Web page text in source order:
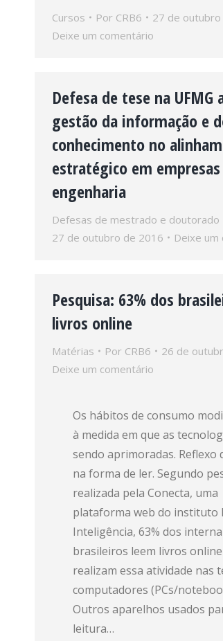
Cursos Por CRB6
27 de
Deixe um comentário
Defesa de tese na UFMG
gestão da informação e
conhecimento no
estratégico em
engenharia
Defesas de mestrado e doutorado
27 de outubro de 2016
Deixe um
Pesquisa: 63% dos
livros online
Matérias Por CRB6
26 de
Deixe um comentário
Os hábitos de consumo
à medida em que as
sendo aprimoradas. Reflexo
na forma de ler. Segundo
realizada pela Conecta, uma
plataforma web do instituto
Inteligência, 63% dos
brasileiros leem livros online
realizam essa atividade nas
computadores (PCs/
Outros aparelhos usados
leitura…